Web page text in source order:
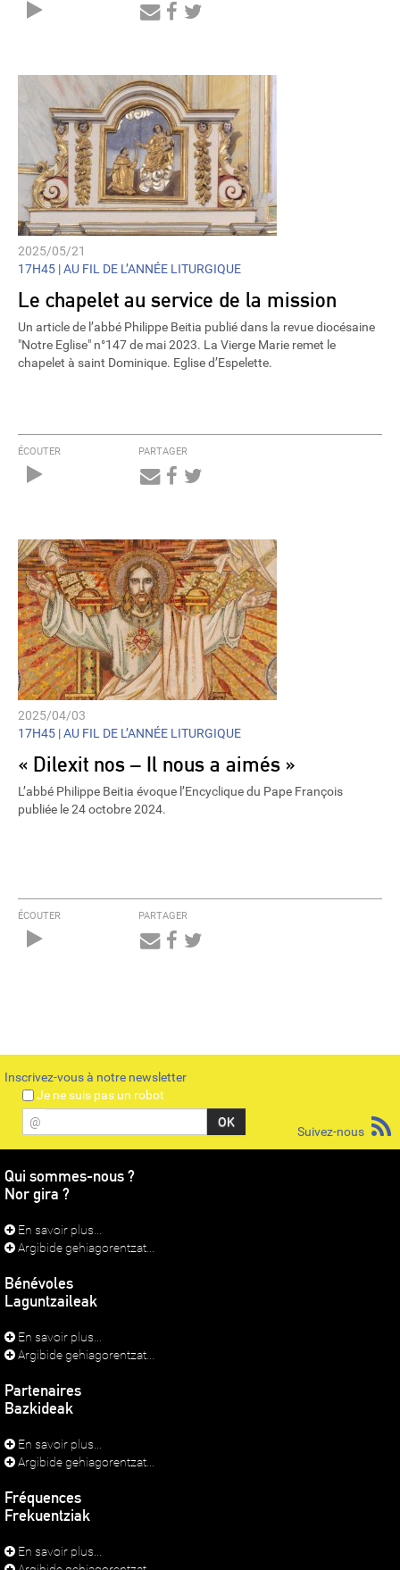
2025/05/21
17H45 |AU FIL DE L’ANNÉE LITURGIQUE
Le chapelet au service de la mission
Un article de l’abbé Philippe Beitia publié dans la revue diocésaine
"Notre Eglise" n°147 de mai 2023. La Vierge Marie remet le
chapelet à saint Dominique. Eglise d’Espelette.
ÉCOUTER PARTAGER
2025/04/03
17H45 |AU FIL DE L’ANNÉE LITURGIQUE
« Dilexit nos – Il nous a aimés »
L’abbé Philippe Beitia évoque l’Encyclique du Pape François
publiée le 24 octobre 2024.
ÉCOUTER PARTAGER
Inscrivez-vous à notre newsletter
Je ne suis pas un robot
@
Suivez-nous
Qui sommes-nous ?
Nor gira ?
En savoir plus...
Argibide gehiagorentzat...
Bénévoles
Laguntzaileak
En savoir plus...
Argibide gehiagorentzat...
Partenaires
Bazkideak
En savoir plus...
Argibide gehiagorentzat...
Fréquences
Frekuentziak
En savoir plus...